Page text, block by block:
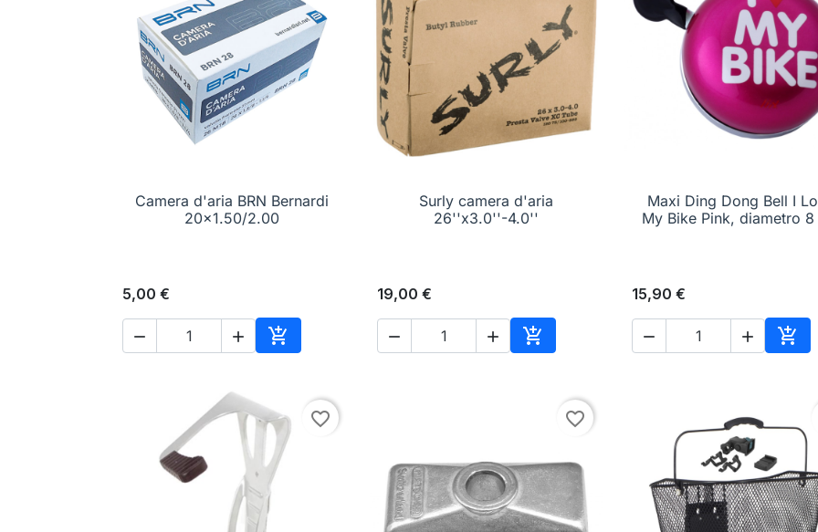
 Anteprima
Camera d'aria BRN Bernardi
20x1.50/2.00
5,00 €
  
Aggiungi al carrello
 Anteprima
Surly camera d'aria
26''x3.0''-4.0''
19,00 €
  
Aggiungi al carrello
 Anteprima
Maxi Ding Dong Bell I
My Bike Pink, diametro 8
15,90 €
  
favorite_border favorite_border